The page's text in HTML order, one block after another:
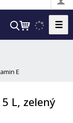
V
t
☰
E
L, zelený